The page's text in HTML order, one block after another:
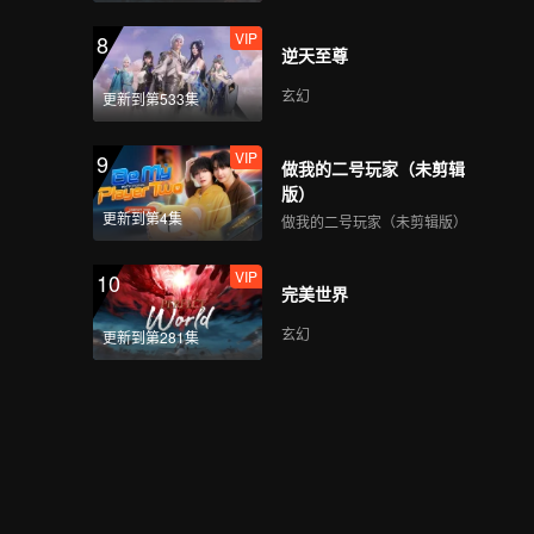
8
更新到第533集
VIP
逆天至尊
玄幻
9
更新到第4集
VIP
做我的二号玩家（未剪辑
版）
做我的二号玩家（未剪辑版）
10
更新到第281集
VIP
完美世界
玄幻